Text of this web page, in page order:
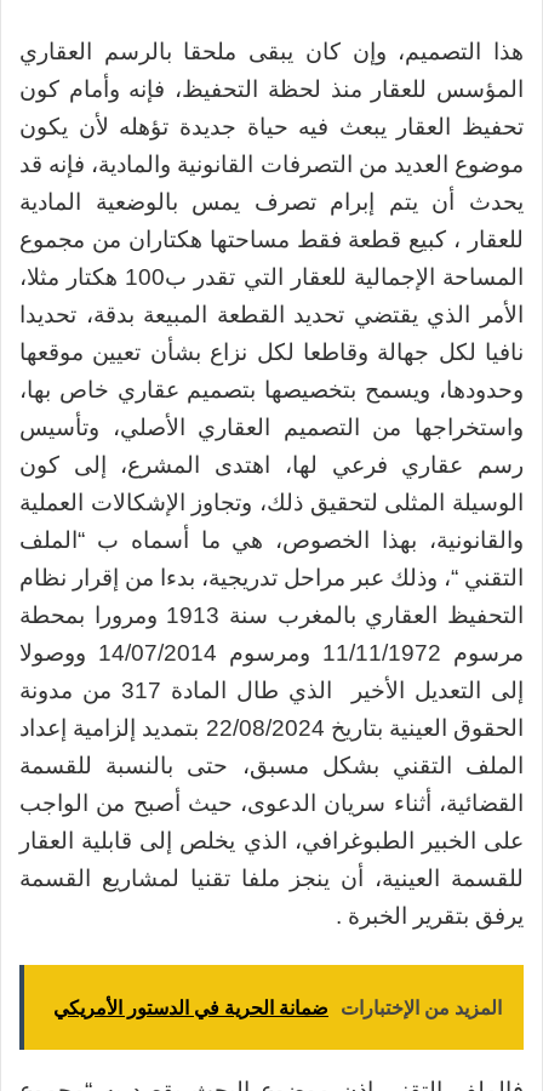
هذا التصميم، وإن كان يبقى ملحقا بالرسم العقاري
المؤسس للعقار منذ لحظة التحفيظ، فإنه وأمام كون
تحفيظ العقار يبعث فيه حياة جديدة تؤهله لأن يكون
موضوع العديد من التصرفات القانونية والمادية، فإنه قد
يحدث أن يتم إبرام تصرف يمس بالوضعية المادية
للعقار ، كبيع قطعة فقط مساحتها هكتاران من مجموع
المساحة الإجمالية للعقار التي تقدر ب100 هكتار مثلا،
الأمر الذي يقتضي تحديد القطعة المبيعة بدقة، تحديدا
نافيا لكل جهالة وقاطعا لكل نزاع بشأن تعيين موقعها
وحدودها، ويسمح بتخصيصها بتصميم عقاري خاص بها،
واستخراجها من التصميم العقاري الأصلي، وتأسيس
رسم عقاري فرعي لها، اهتدى المشرع، إلى كون
الوسيلة المثلى لتحقيق ذلك، وتجاوز الإشكالات العملية
والقانونية، بهذا الخصوص، هي ما أسماه ب “الملف
التقني “، وذلك عبر مراحل تدريجية، بدءا من إقرار نظام
التحفيظ العقاري بالمغرب سنة 1913 ومرورا بمحطة
مرسوم 11/11/1972 ومرسوم 14/07/2014 ووصولا
إلى التعديل الأخير الذي طال المادة 317 من مدونة
الحقوق العينية بتاريخ 22/08/2024 بتمديد إلزامية إعداد
الملف التقني بشكل مسبق، حتى بالنسبة للقسمة
القضائية، أثناء سريان الدعوى، حيث أصبح من الواجب
على الخبير الطبوغرافي، الذي يخلص إلى قابلية العقار
للقسمة العينية، أن ينجز ملفا تقنيا لمشاريع القسمة
يرفق بتقرير الخبرة .
المزيد من الإختبارات ضمانة الحرية في الدستور الأمريكي